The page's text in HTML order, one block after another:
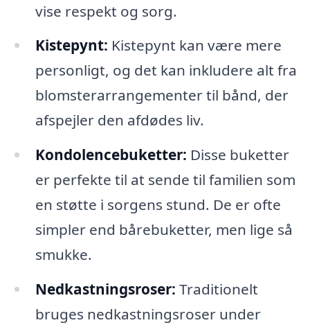
vise respekt og sorg.
Kistepynt: Kistepynt kan være mere
personligt, og det kan inkludere alt fra
blomsterarrangementer til bånd, der
afspejler den afdødes liv.
Kondolencebuketter: Disse buketter
er perfekte til at sende til familien som
en støtte i sorgens stund. De er ofte
simpler end bårebuketter, men lige så
smukke.
Nedkastningsroser: Traditionelt
bruges nedkastningsroser under